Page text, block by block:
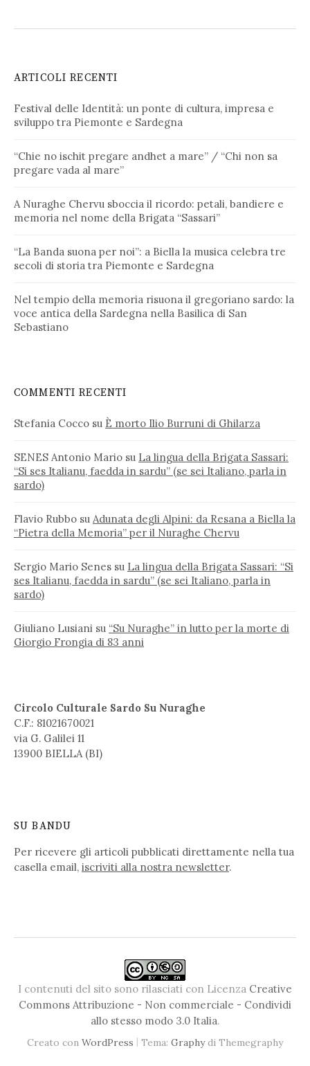
ARTICOLI RECENTI
Festival delle Identità: un ponte di cultura, impresa e
sviluppo tra Piemonte e Sardegna
“Chie no ischit pregare andhet a mare” / “Chi non sa
pregare vada al mare”
A Nuraghe Chervu sboccia il ricordo: petali, bandiere e
memoria nel nome della Brigata “Sassari”
“La Banda suona per noi”: a Biella la musica celebra tre
secoli di storia tra Piemonte e Sardegna
Nel tempio della memoria risuona il gregoriano sardo: la
voce antica della Sardegna nella Basilica di San
Sebastiano
COMMENTI RECENTI
Stefania Cocco su È morto Ilio Burruni di Ghilarza
SENES Antonio Mario su La lingua della Brigata Sassari:
“Si ses Italianu, faedda in sardu” (se sei Italiano, parla in
sardo)
Flavio Rubbo su Adunata degli Alpini: da Resana a Biella la
“Pietra della Memoria” per il Nuraghe Chervu
Sergio Mario Senes su La lingua della Brigata Sassari: “Si
ses Italianu, faedda in sardu” (se sei Italiano, parla in
sardo)
Giuliano Lusiani su “Su Nuraghe” in lutto per la morte di
Giorgio Frongia di 83 anni
Circolo Culturale Sardo Su Nuraghe
C.F.: 81021670021
via G. Galilei 11
13900 BIELLA (BI)
SU BANDU
Per ricevere gli articoli pubblicati direttamente nella tua
casella email, iscriviti alla nostra newsletter.
I contenuti del sito sono rilasciati con Licenza Creative
Commons Attribuzione - Non commerciale - Condividi
allo stesso modo 3.0 Italia.
Creato con WordPress | Tema: Graphydi Themegraphy